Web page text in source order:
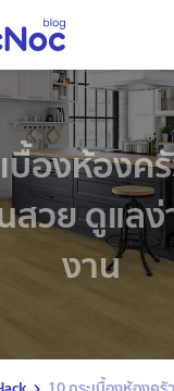
บื้องห้องค
สวย ดูแลง่
งาน